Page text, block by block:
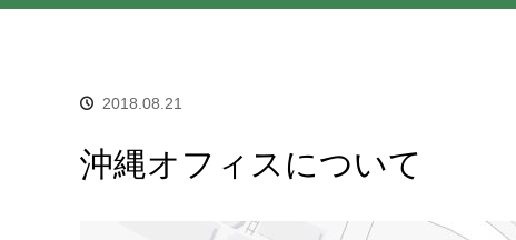
2018.08.21
沖縄オフィスについて